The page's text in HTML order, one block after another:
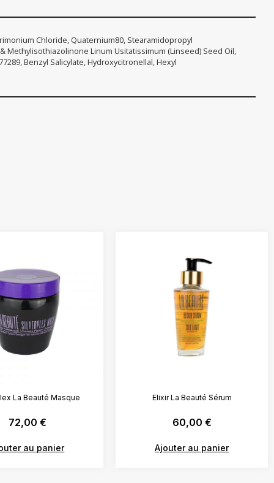
Chloride, Quaternium80, Stearamidopropyl
Methylisothiazolinone Linum Usitatissimum (Linseed) Seed Oil,
Benzyl Salicylate, Hydroxycitronellal, Hexyl
La Beauté Masque
72,00 €
au panier
Elixir La Beauté Sérum
60,00 €
Ajouter au panier